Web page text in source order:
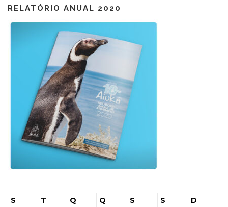
RELATÓRIO ANUAL 2020
S T Q Q S S
D